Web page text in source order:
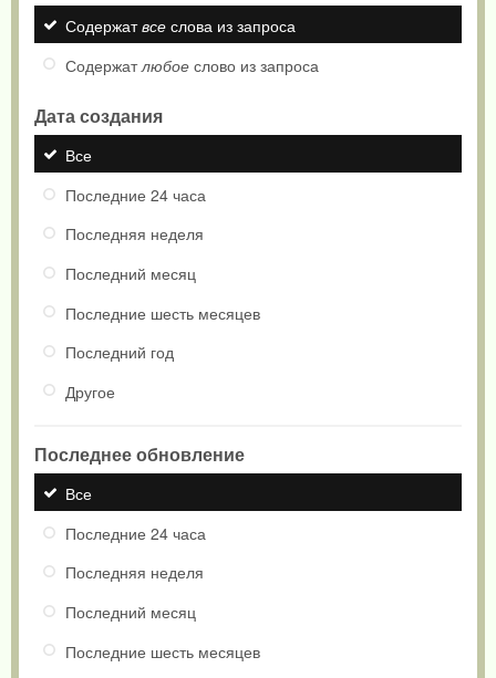
Содержатвсе слова из запроса
Содержатлюбое слово из запроса
Дата создания
Все
Последние 24 часа
Последняя неделя
Последний месяц
Последние шесть месяцев
Последний год
Другое
Последнее обновление
Все
Последние 24 часа
Последняя неделя
Последний месяц
Последние шесть месяцев